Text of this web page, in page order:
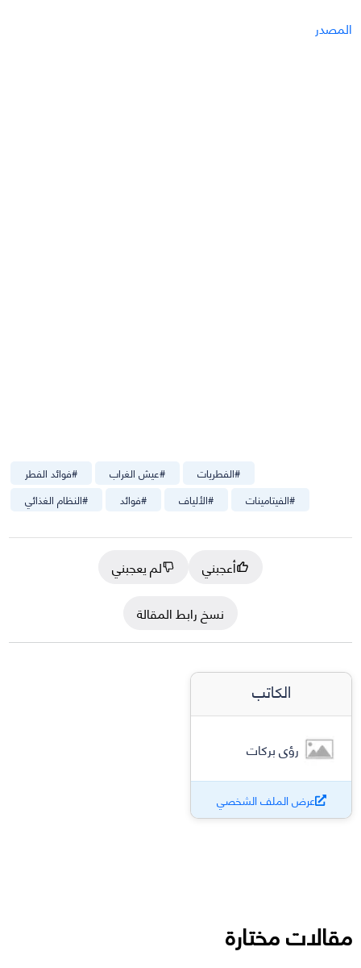
المصدر
#فوائد الفطر #عيش الغراب #الفطريات
#النظام الغذائي #فوائد #الألياف #الفيتامينات
أعجبني
لم يعجبني
نسخ رابط المقالة
الكاتب
رؤى بركات
عرض الملف الشخصي
مقالات مختارة